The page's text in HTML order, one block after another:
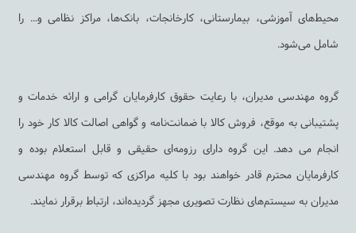
محیط‌های آموزشی، بیمارستانی، کارخانجات، بانک‌ها، مراکز نظامی و... را
شامل می‌شود.
گروه مهندسی مدیران، با رعایت حقوق کارفرمایان گرامی و ارائه خدمات و
پشتیبانی به ‌موقع، فروش کالا با ضمانت‌نامه و گواهی اصالت کالا کار خود را
انجام می دهد. این گروه دارای رزومه‌ای حقیقی و قابل استعلام بوده و
کارفرمایان محترم قادر خواهند بود با کلیه مراکزی که توسط گروه مهندسی
مدیران به سیستم‌های نظارت تصویری مجهز گردیده‌اند، ارتباط برقرار نمایند.